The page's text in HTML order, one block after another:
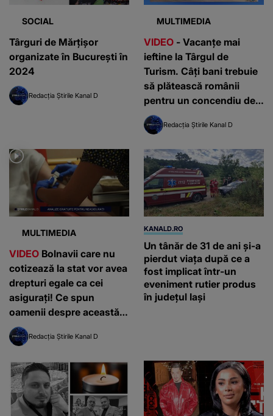
SOCIAL
Târguri de Mărțișor
organizate în București în
2024
Redacția Știrile Kanal D
MULTIMEDIA
VIDEO - Vacanțe mai
ieftine la Târgul de
Turism. Câți bani trebuie
să plătească românii
pentru un concendiu de
vis?
Redacția Știrile Kanal D
MULTIMEDIA
VIDEO Bolnavii care nu
cotizează la stat vor avea
drepturi egale ca cei
asigurați! Ce spun
oamenii despre această
decizie?
Redacția Știrile Kanal D
KANALD.RO
Un tânăr de 31 de ani și-a
pierdut viața după ce a
fost implicat într-un
eveniment rutier produs
în județul Iași